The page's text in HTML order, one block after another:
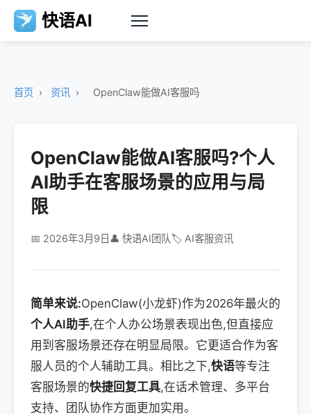
快语AI
首页 › 资讯 › OpenClaw能做AI客服吗
OpenClaw能做AI客服吗?个人
AI助手在客服场景的应用与局
限
📅 2026年3月9日 👤 快语AI团队🏷️ AI客服资讯
简单来说:OpenClaw(小龙虾)作为2026年最火的
个人AI助手,在个人办公场景表现出色,但直接应
用到客服场景还存在明显局限。它更适合作为客
服人员的个人辅助工具。相比之下,快语等专注
客服场景的快捷回复工具,在话术管理、多平台
支持、团队协作方面更加实用。